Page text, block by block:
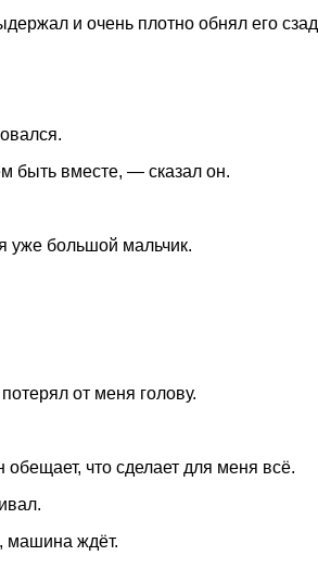
и очень плотно обнял его
вместе, — сказал он.
уже большой мальчик.
от меня голову.
что сделает для меня всё.
машина ждёт.